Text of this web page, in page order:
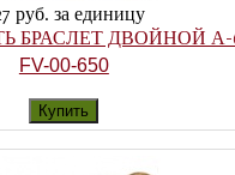
руб. за единицу
БРАСЛЕТ ДВОЙНОЙ А-
FV-00-650